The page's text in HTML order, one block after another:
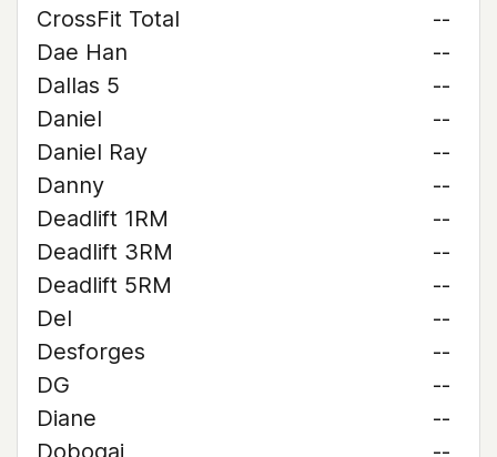
CrossFit Total
--
Dae Han
--
Dallas 5
--
Daniel
--
Daniel Ray
--
Danny
--
Deadlift 1RM
--
Deadlift 3RM
--
Deadlift 5RM
--
Del
--
Desforges
--
DG
--
Diane
--
Dobogai
--